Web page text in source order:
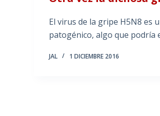
El virus de la gripe H5N8 es
patogénico, algo que podría
JAL 1 DICIEMBRE 2016